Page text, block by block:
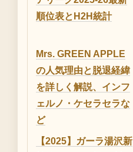
順位表とH2H統計
Mrs. GREEN APPLE
の人気理由と脱退経緯
を詳しく解説、インフ
ェルノ・ケセラセラな
ど
【2025】ガーラ湯沢新